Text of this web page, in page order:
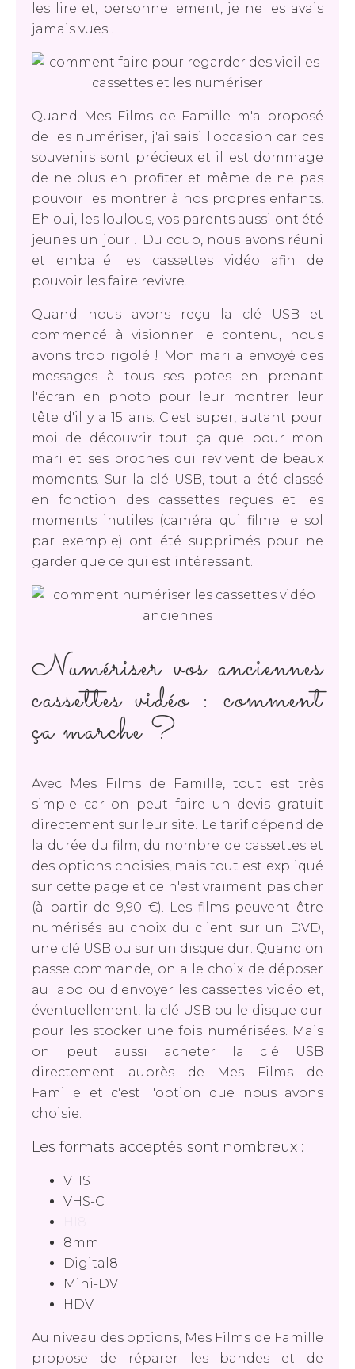
les lire et, personnellement, je ne les avais
jamais vues !
Quand Mes Films de Famille m'a proposé
de les numériser, j'ai saisi l'occasion car ces
souvenirs sont précieux et il est dommage
de ne plus en profiter et même de ne pas
pouvoir les montrer à nos propres enfants.
Eh oui, les loulous, vos parents aussi ont été
jeunes un jour ! Du coup, nous avons réuni
et emballé les cassettes vidéo afin de
pouvoir les faire revivre.
Quand nous avons reçu la clé USB et
commencé à visionner le contenu, nous
avons trop rigolé ! Mon mari a envoyé des
messages à tous ses potes en prenant
l'écran en photo pour leur montrer leur
tête d'il y a 15 ans. C'est super, autant pour
moi de découvrir tout ça que pour mon
mari et ses proches qui revivent de beaux
moments. Sur la clé USB, tout a été classé
en fonction des cassettes reçues et les
moments inutiles (caméra qui filme le sol
par exemple) ont été supprimés pour ne
garder que ce qui est intéressant.
Numériser vos anciennes
cassettes vidéo : comment
ça marche ?
Avec Mes Films de Famille, tout est très
simple car on peut faire un devis gratuit
directement sur leur site. Le tarif dépend de
la durée du film, du nombre de cassettes et
des options choisies, mais tout est expliqué
sur cette page et ce n'est vraiment pas cher
(à partir de 9,90 €). Les films peuvent être
numérisés au choix du client sur un DVD,
une clé USB ou sur un disque dur. Quand on
passe commande, on a le choix de déposer
au labo ou d'envoyer les cassettes vidéo et,
éventuellement, la clé USB ou le disque dur
pour les stocker une fois numérisées. Mais
on peut aussi acheter la clé USB
directement auprès de Mes Films de
Famille et c'est l'option que nous avons
choisie.
Les formats acceptés sont nombreux :
VHS
VHS-C
8mm
Digital8
Mini-DV
HDV
Au niveau des options, Mes Films de Famille
propose de réparer les bandes et de